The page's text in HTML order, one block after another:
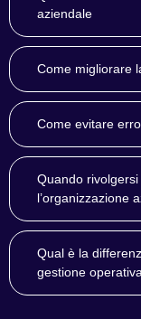
aziendale
Come migliorare
Come evitare
Quando
l’organizzazione
Qual è la
gestione operativa